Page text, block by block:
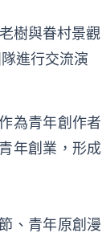
樹與眷村景觀
進行交流演
為青年創作者
年創業，形成
、青年原創漫